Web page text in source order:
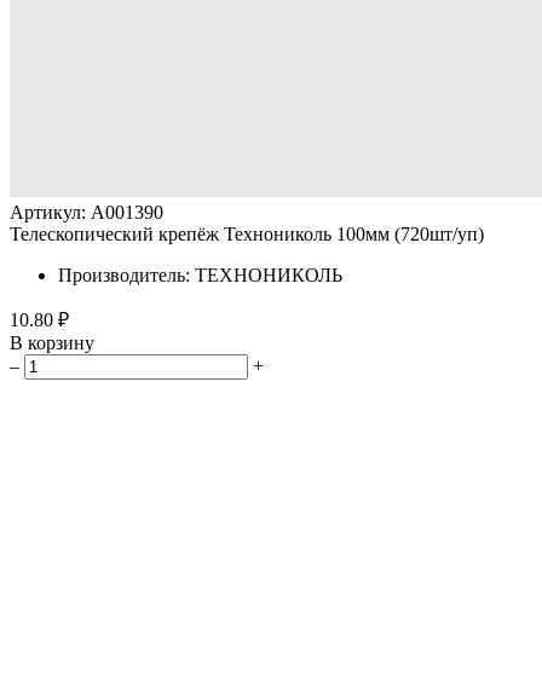
Артикул: A001390
Телескопический крепёж Технониколь 100мм (720шт/уп)
Производитель: ТЕХНОНИКОЛЬ
10.80 ₽
В корзину
–
+